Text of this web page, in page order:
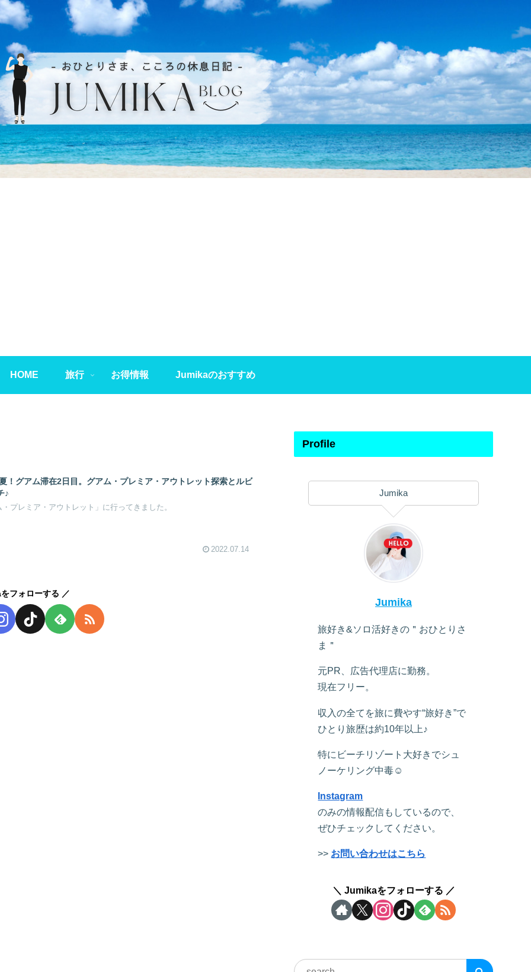
HOME 旅行 お得情報 Jumikaのおすすめ
！グアム滞在2日目。グアム・プレミア・アウトレット探索とルビ
♪
プレミア・アウトレット」に行ってきました。
2022.07.14
フォローする
Profile
Jumika
Jumika
旅好き&ソロ活好きの＂おひとりさ
ま＂
元PR、広告代理店に勤務。
現在フリー。
収入の全てを旅に費やす“旅好き”で
ひとり旅歴は約10年以上♪
特にビーチリゾート大好きでシュ
ノーケリング中毒☺︎
Instagram
のみの情報配信もしているので、
ぜひチェックしてください。
>> お問い合わせはこちら
Jumikaをフォローする